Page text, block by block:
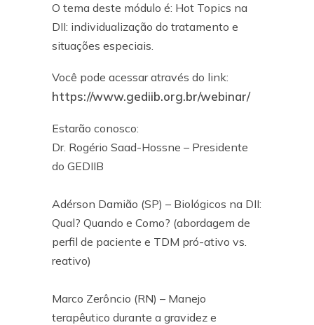
O tema deste módulo é: Hot Topics na
DII: individualização do tratamento e
situações especiais.
Você pode acessar através do link:
https://www.gediib.org.br/webinar/
Estarão conosco:
Dr. Rogério Saad-Hossne – Presidente
do GEDIIB
Adérson Damião (SP) – Biológicos na DII:
Qual? Quando e Como? (abordagem de
perfil de paciente e TDM pró-ativo vs.
reativo)
Marco Zerôncio (RN) – Manejo
terapêutico durante a gravidez e